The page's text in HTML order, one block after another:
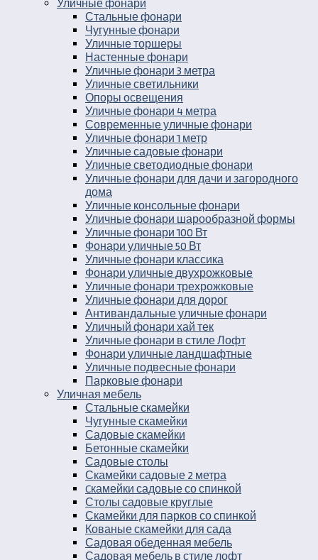
Уличные фонари
Стальные фонари
Чугунные фонари
Уличные торшеры
Настенные фонари
Уличные фонари 3 метра
Уличные светильники
Опоры освещения
Уличные фонари 4 метра
Современные уличные фонари
Уличные фонари 1 метр
Уличные садовые фонари
Уличные светодиодные фонари
Уличные фонари для дачи и загородного
дома
Уличные консольные фонари
Уличные фонари шарообразной формы
Уличные фонари 100 Вт
Фонари уличные 50 Вт
Уличные фонари классика
Фонари уличные двухрожковые
Уличные фонари трехрожковые
Уличные фонари для дорог
Антивандальные уличные фонари
Уличный фонари хай тек
Уличные фонари в стиле Лофт
Фонари уличные ландшафтные
Уличные подвесные фонари
Парковые фонари
Уличная мебель
Стальные скамейки
Чугунные скамейки
Садовые скамейки
Бетонные скамейки
Садовые столы
Скамейки садовые 2 метра
Cкамейки садовые со спинкой
Столы садовые круглые
Скамейки для парков со спинкой
Кованые скамейки для сада
Садовая обеденная мебель
Садовая мебель в стиле лофт